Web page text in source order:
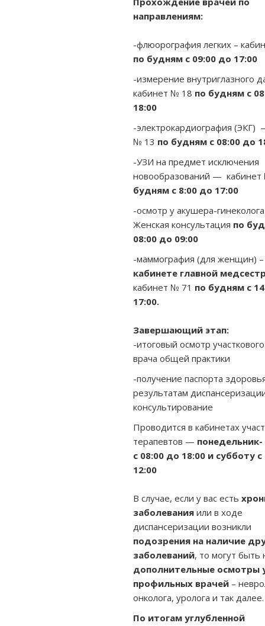
направлениям:
-флюорография легких –
по будням с 09:00 до 17:00
-измерение внутриглазного
кабинет № 18 по будням с
18:00
-электрокардиография (ЭКГ)
№ 13 по будням с 08:00 до
-УЗИ на предмет исключения
новообразований —
будням с 8:00 до 17:00
-осмотр у акушера-
Женская консультация по
08:00 до 09:00
-маммография (для женщин)
кабинете главной
кабинет № 71 по будням с
17:00.
Завершающий этап:
-итоговый осмотр
врача общей практики
-получение паспорта
результатам
консультирование
Проводится в кабинетах
терапевтов —
с 08:00 до 18:00 и субботу
12:00
В случае, если у вас есть
заболевания или в ходе
диспансеризации возникли
подозрения на наличие
заболеваний, то могут быть
дополнительные осмотры
профильных врачей –
онколога, уролога и так далее.
По итогам углубленной